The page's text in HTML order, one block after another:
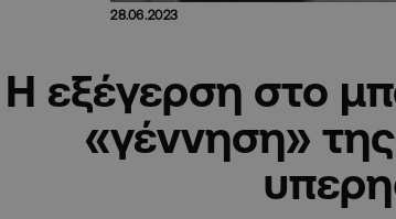
28.06.2023
Η εξέγερση στο
«γέννηση»